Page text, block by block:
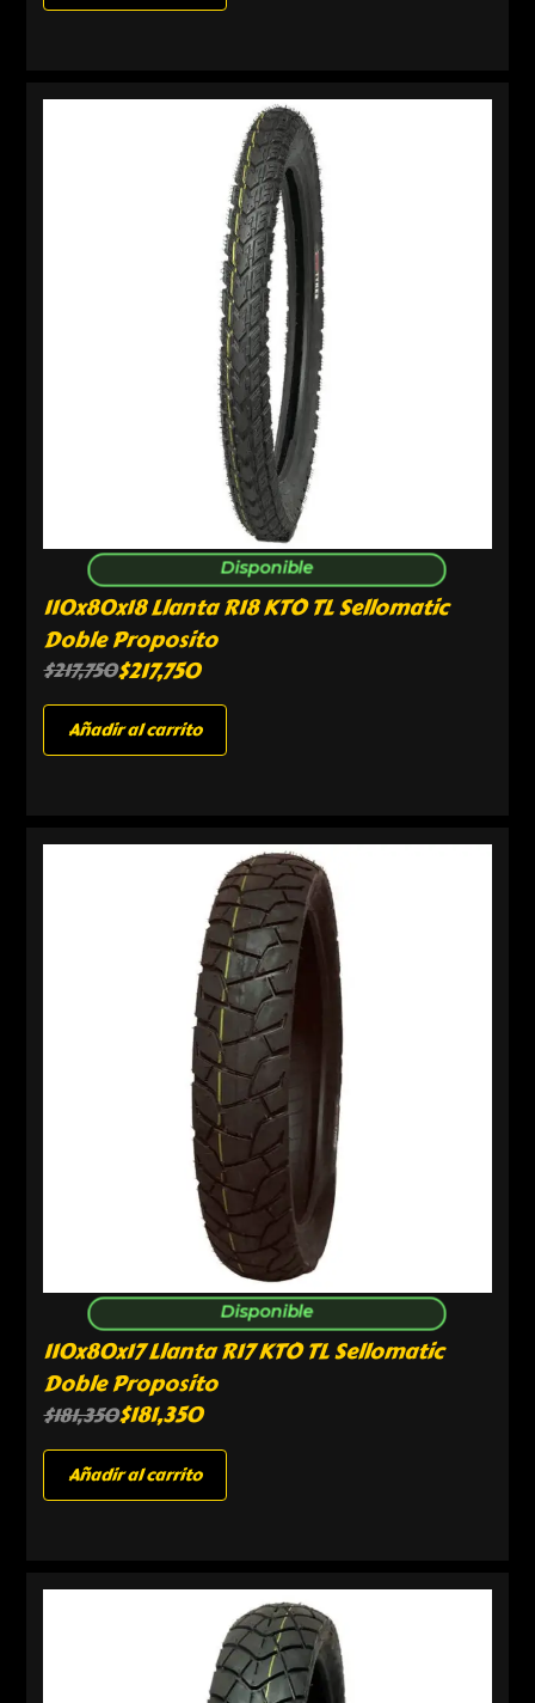
Disponible
110x80x18 Llanta R18 KTO TL Sellomatic
Doble Proposito
$217,750$217,750
Añadir al carrito
Disponible
110x80x17 Llanta R17 KTO TL Sellomatic
Doble Proposito
$181,350$181,350
Añadir al carrito